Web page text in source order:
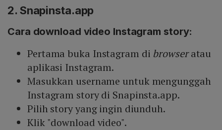
2. Snapinsta.app
Cara download video Instagram story:
Pertama buka Instagram di browseratau
aplikasi Instagram.
Masukkan username untuk mengunggah
Instagram story di Snapinsta.app.
Pilih story yang ingin diunduh.
Klik "download video".